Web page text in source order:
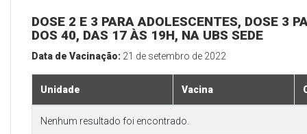
DOSE 2 E 3 PARA ADOLESCENTES, DOSE 3
DOS 40, DAS 17 ÀS 19H, NA UBS SEDE
Data de Vacinação: 21 de setembro de 2022
Unidade Vacina
Nenhum resultado foi encontrado.